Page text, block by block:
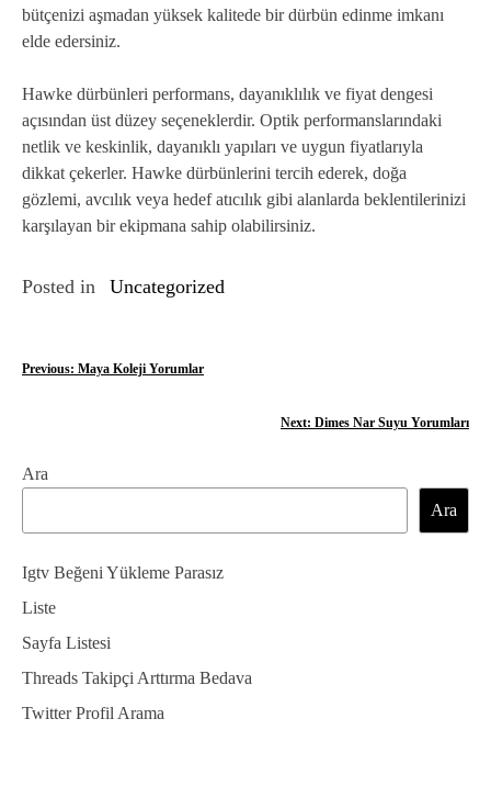
bütçenizi aşmadan yüksek kalitede bir dürbün edinme imkanı
elde edersiniz.
Hawke dürbünleri performans, dayanıklılık ve fiyat dengesi
açısından üst düzey seçeneklerdir. Optik performanslarındaki
netlik ve keskinlik, dayanıklı yapıları ve uygun fiyatlarıyla
dikkat çekerler. Hawke dürbünlerini tercih ederek, doğa
gözlemi, avcılık veya hedef atıcılık gibi alanlarda beklentilerinizi
karşılayan bir ekipmana sahip olabilirsiniz.
Posted in Uncategorized
Y
ı
g
e
z
i
n
Previous: Maya Koleji Yorumlar
Next: Dimes Nar Suyu Yorumları
Ara
Ara
Igtv Beğeni Yükleme Parasız
Liste
Sayfa Listesi
Threads Takipçi Arttırma Bedava
Twitter Profil Arama